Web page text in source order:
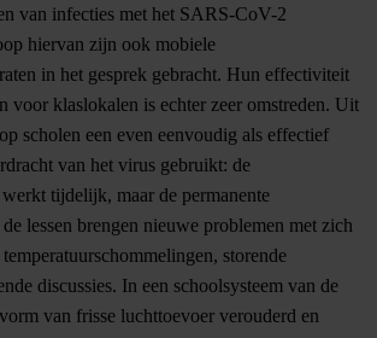
van infecties met het SARS-CoV-2
hiervan zijn ook mobiele
in het gesprek gebracht. Hun effectiviteit
voor klaslokalen is echter zeer omstreden. Uit
scholen een even eenvoudig als effectief
van het virus gebruikt: de
tijdelijk, maar de permanente
lessen brengen nieuwe problemen met zich
storende
discussies. In een schoolsysteem van de
van frisse luchttoevoer verouderd en